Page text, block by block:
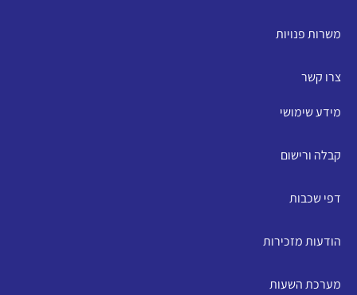
משרות פנויות
צרו קשר
מידע שימושי
קבלה ורישום
דפי שכבות
הודעות מזכירות
מערכת השעות